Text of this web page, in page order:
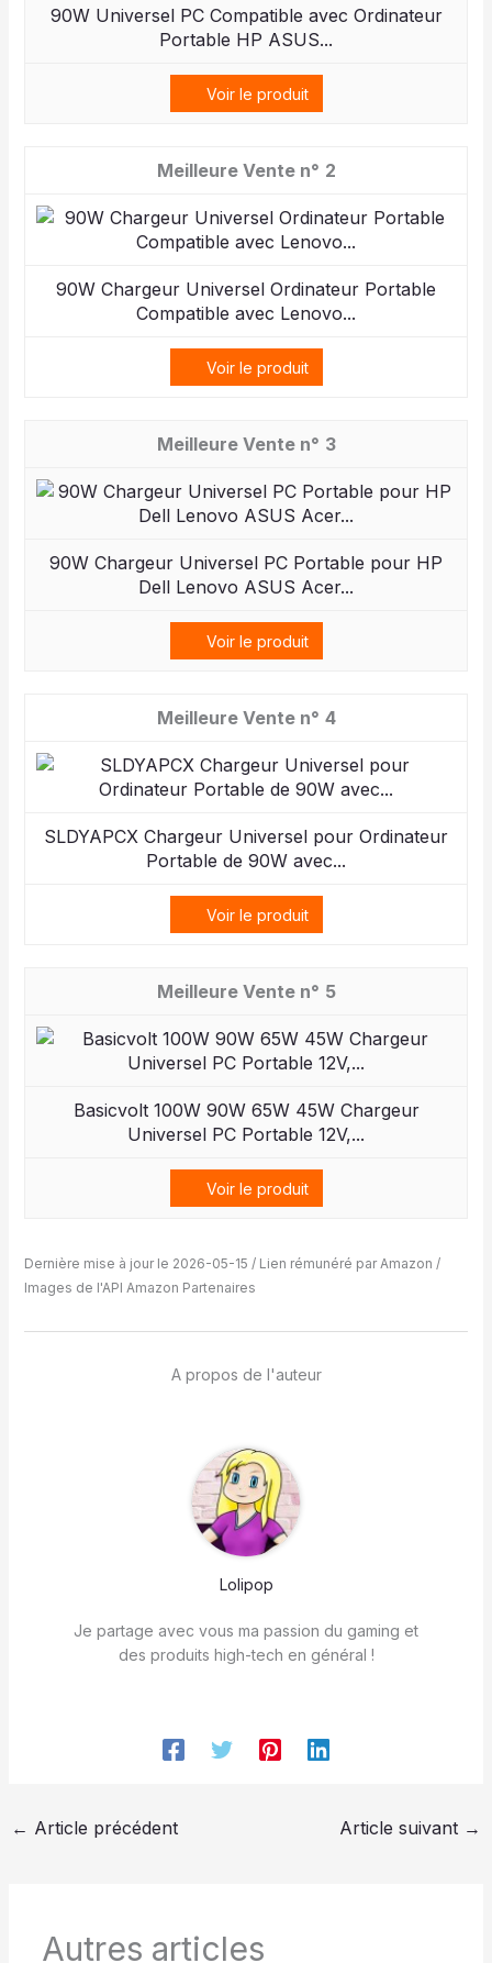
90W Universel PC Compatible avec Ordinateur
Portable HP ASUS...
Voir le produit
2
90W Chargeur Universel Ordinateur Portable
Compatible avec Lenovo...
Voir le produit
3
90W Chargeur Universel PC Portable pour HP
Dell Lenovo ASUS Acer...
Voir le produit
4
SLDYAPCX Chargeur Universel pour Ordinateur
Portable de 90W avec...
Voir le produit
5
Basicvolt 100W 90W 65W 45W Chargeur
Universel PC Portable 12V,...
Voir le produit
Dernière mise à jour le 2026-05-15 / Lien rémunéré par Amazon /
Images de l'API Amazon Partenaires
A propos de l'auteur
Lolipop
Je partage avec vous ma passion du gaming et
des produits high-tech en général !
← Article précédent Article suivant →
Autres articles